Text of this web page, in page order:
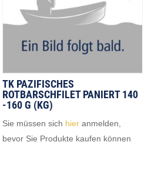
TK PAZIFISCHES
ROTBARSCHFILET PANIERT 140
-160 G (KG)
Sie müssen sich hier anmelden,
bevor Sie Produkte kaufen können